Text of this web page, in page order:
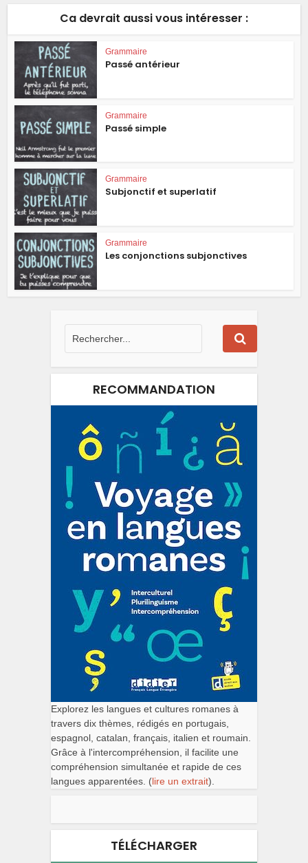
Ca devrait aussi vous intéresser :
Grammaire
Passé antérieur
Grammaire
Passé simple
Grammaire
Subjonctif et superlatif
Grammaire
Les conjonctions subjonctives
RECOMMANDATION
Explorez les langues et cultures romanes à
travers dix thèmes, rédigés en portugais,
espagnol, catalan, français, italien et roumain.
Grâce à l'intercompréhension, il facilite une
compréhension simultanée et rapide de ces
langues apparentées. (lire un extrait).
TÉLÉCHARGER